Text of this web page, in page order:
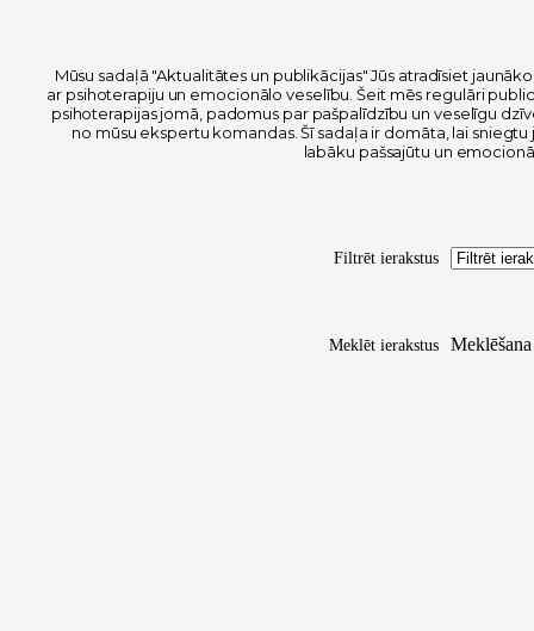
Mūsu sadaļā "Aktualitātes un publikācijas" Jūs atradīsiet
ar psihoterapiju un emocionālo veselību. Šeit mēs regulāri
psihoterapijas jomā, padomus par pašpalīdzību un veselīgu
no mūsu ekspertu komandas. Šī sadaļa ir domāta, lai
labāku pašsajūtu un
Filtrēt ierakstus
Meklēt ierakstus Meklēšana